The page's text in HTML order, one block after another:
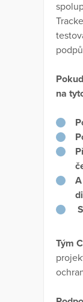
na
Tým